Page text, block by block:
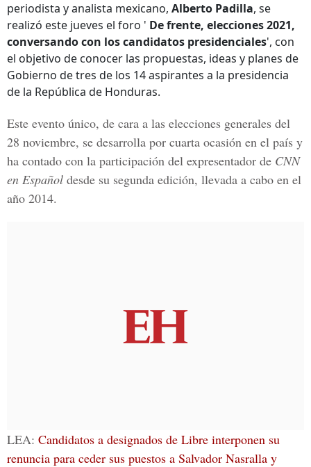
periodista y analista mexicano, Alberto Padilla, se
realizó este jueves el foro ' De frente, elecciones 2021,
conversando con los candidatos presidenciales', con
el objetivo de conocer las propuestas, ideas y planes de
Gobierno de tres de los 14 aspirantes a la presidencia
de la República de Honduras.
Este evento único, de cara a las elecciones generales del
28 noviembre, se desarrolla por cuarta ocasión en el país y
ha contado con la participación del expresentador de CNN
en Español desde su segunda edición, llevada a cabo en el
año 2014.
LEA: Candidatos a designados de Libre interponen su
renuncia para ceder sus puestos a Salvador Nasralla y